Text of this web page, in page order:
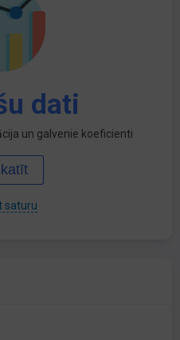
dati
un galvenie koeficienti
saturu